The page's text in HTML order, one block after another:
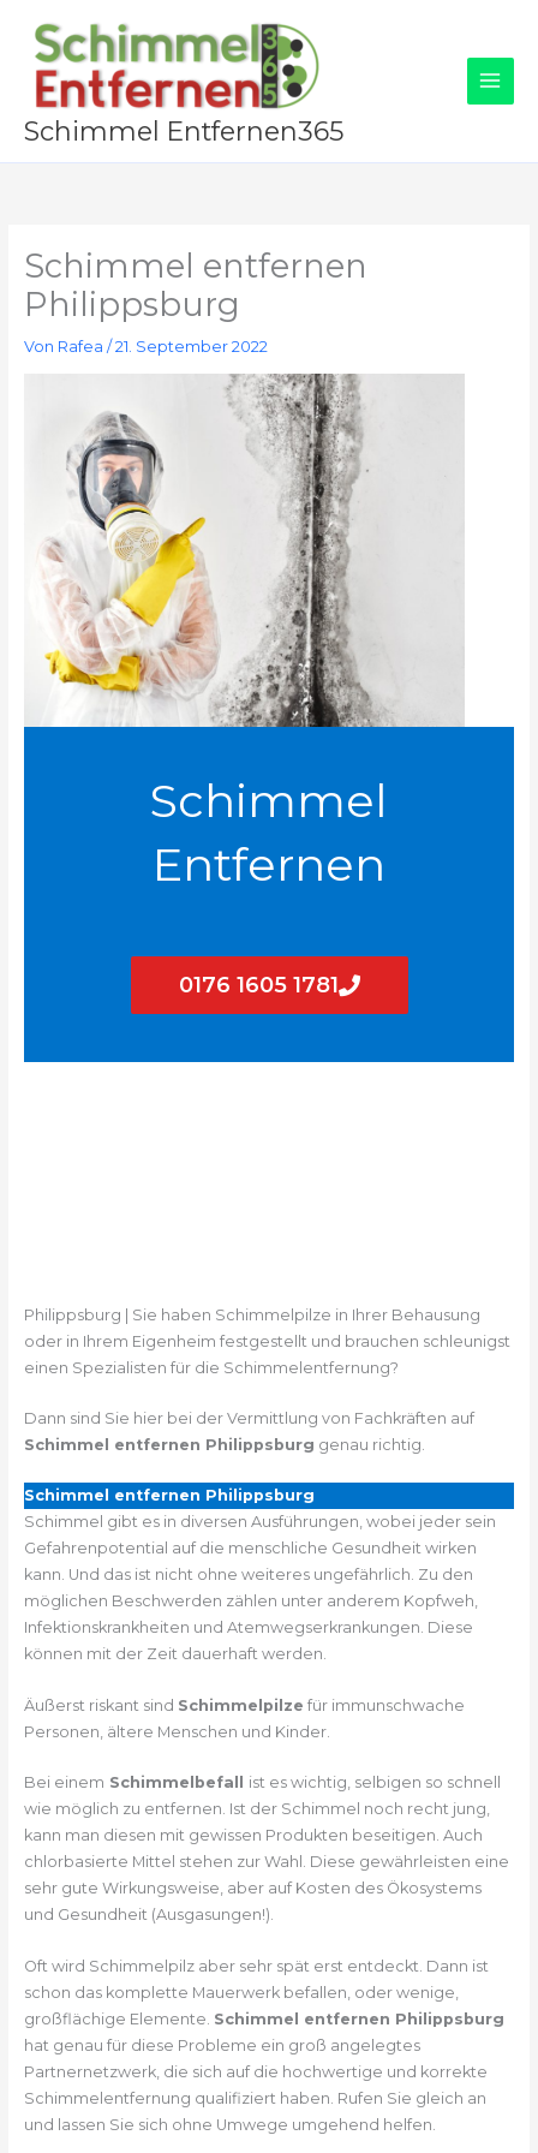
Inhalt
springen
Schimmel Entfernen365
Schimmel entfernen
Philippsburg
Von Rafea /21. September 2022
Schimmel
Entfernen
0176 1605 1781
Philippsburg | Sie haben Schimmelpilze in Ihrer Behausung
oder in Ihrem Eigenheim festgestellt und brauchen schleunigst
einen Spezialisten für die Schimmelentfernung?
Dann sind Sie hier bei der Vermittlung von Fachkräften auf
Schimmel entfernen Philippsburg genau richtig.
Schimmel entfernen Philippsburg
Schimmel gibt es in diversen Ausführungen, wobei jeder sein
Gefahrenpotential auf die menschliche Gesundheit wirken
kann. Und das ist nicht ohne weiteres ungefährlich. Zu den
möglichen Beschwerden zählen unter anderem Kopfweh,
Infektionskrankheiten und Atemwegserkrankungen. Diese
können mit der Zeit dauerhaft werden.
Äußerst riskant sind Schimmelpilze für immunschwache
Personen, ältere Menschen und Kinder.
Bei einem Schimmelbefall ist es wichtig, selbigen so schnell
wie möglich zu entfernen. Ist der Schimmel noch recht jung,
kann man diesen mit gewissen Produkten beseitigen. Auch
chlorbasierte Mittel stehen zur Wahl. Diese gewährleisten eine
sehr gute Wirkungsweise, aber auf Kosten des Ökosystems
und Gesundheit (Ausgasungen!).
Oft wird Schimmelpilz aber sehr spät erst entdeckt. Dann ist
schon das komplette Mauerwerk befallen, oder wenige,
großflächige Elemente. Schimmel entfernen Philippsburg
hat genau für diese Probleme ein groß angelegtes
Partnernetzwerk, die sich auf die hochwertige und korrekte
Schimmelentfernung qualifiziert haben. Rufen Sie gleich an
und lassen Sie sich ohne Umwege umgehend helfen.